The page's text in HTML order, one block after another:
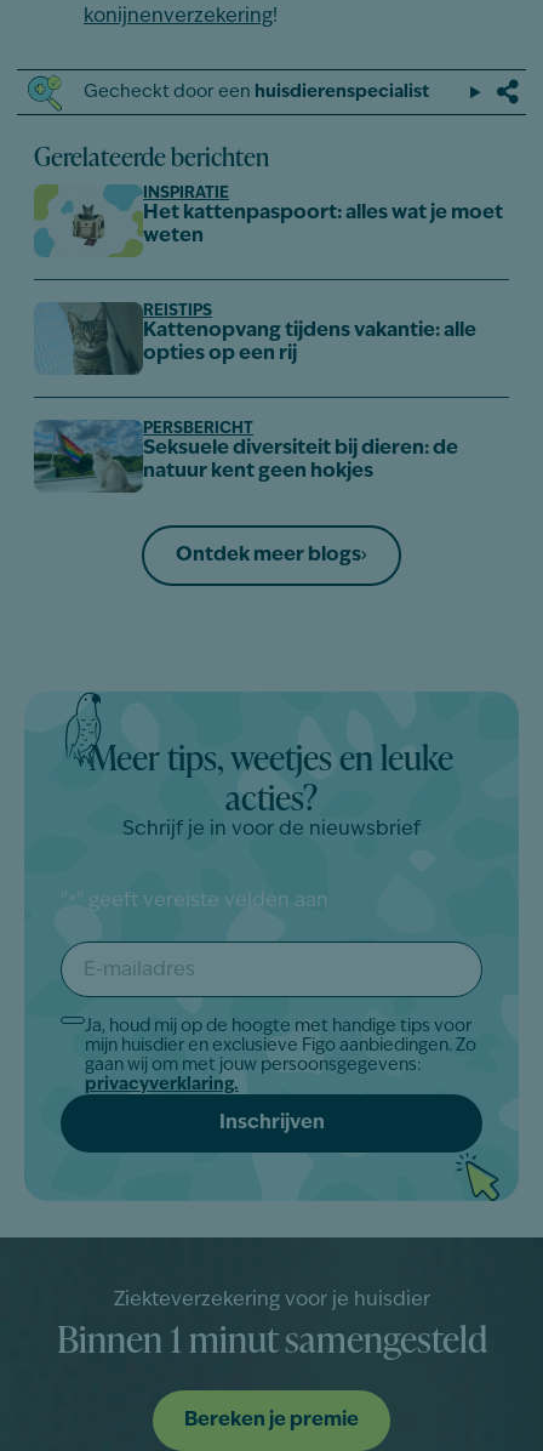
konijnenverzekering!
Gecheckt door een huisdierenspecialist
Gerelateerde berichten
INSPIRATIE
Het kattenpaspoort: alles wat je moet
weten
REISTIPS
Kattenopvang tijdens vakantie: alle
opties op een rij
PERSBERICHT
Seksuele diversiteit bij dieren: de
natuur kent geen hokjes
Ontdek meer blogs
Meer tips, weetjes en leuke
acties?
Schrijf je in voor de nieuwsbrief
" * " geeft vereiste velden aan
E-
mailadres
*
Akkoord
Ja, houd mij op de hoogte met handige tips voor
mijn huisdier en exclusieve Figo aanbiedingen. Zo
gaan wij om met jouw persoonsgegevens:
privacyverklaring.
Ziekteverzekering voor je huisdier
Binnen 1 minut samengesteld
Bereken je premie